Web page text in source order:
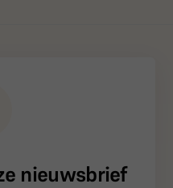
nieuwsbrief